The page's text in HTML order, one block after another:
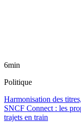
6min
Politique
Harmonisation des
SNCF Connect : les
trajets en train